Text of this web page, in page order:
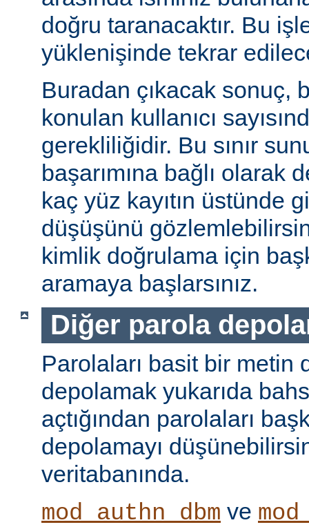
doğru taranacaktır. Bu
yüklenişinde tekrar
Buradan çıkacak sonuç,
konulan kullanıcı
gerekliliğidir. Bu sınır
başarımına bağlı olarak
kaç yüz kayıtın üstünde
düşüşünü
kimlik doğrulama için
aramaya başlarsınız.
Diğer parola
Parolaları basit bir metin
depolamak yukarıda
açtığından parolaları
depolamayı
veritabanında.
mod_authn_dbm ve